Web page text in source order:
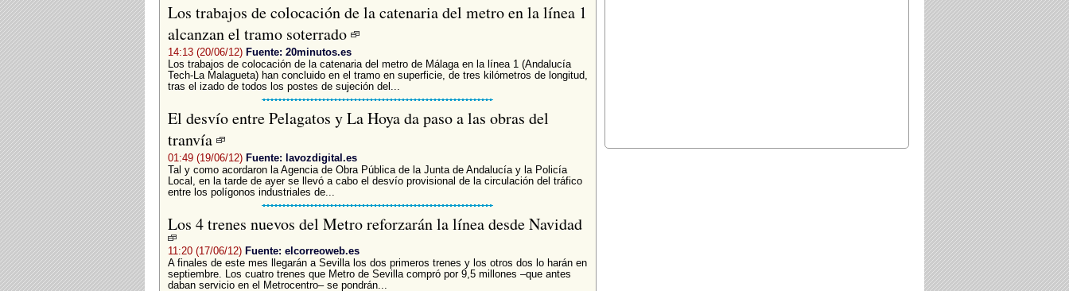
Los trabajos de colocación de la catenaria del metro en la línea 1
alcanzan el tramo soterrado
14:13 (20/06/12) Fuente: 20minutos.es
Los trabajos de colocación de la catenaria del metro de Málaga en la línea 1 (Andalucía
Tech-La Malagueta) han concluido en el tramo en superficie, de tres kilómetros de longitud,
tras el izado de todos los postes de sujeción del...
El desvío entre Pelagatos y La Hoya da paso a las obras del
tranvía
01:49 (19/06/12) Fuente: lavozdigital.es
Tal y como acordaron la Agencia de Obra Pública de la Junta de Andalucía y la Policía
Local, en la tarde de ayer se llevó a cabo el desvío provisional de la circulación del tráfico
entre los polígonos industriales de...
Los 4 trenes nuevos del Metro reforzarán la línea desde Navidad
11:20 (17/06/12) Fuente: elcorreoweb.es
A finales de este mes llegarán a Sevilla los dos primeros trenes y los otros dos lo harán en
septiembre. Los cuatro trenes que Metro de Sevilla compró por 9,5 millones –que antes
daban servicio en el Metrocentro– se pondrán...